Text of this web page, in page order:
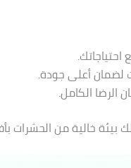
لضمان أعلى جودة.
الرضا الكامل.
بيئة خالية من الحشرات